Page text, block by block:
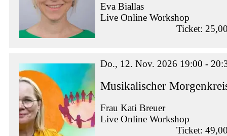
Eva Biallas
Live Online Workshop
Ticket:
Do., 12. Nov. 2026 19:00 -
Musikalischer
Frau Kati Breuer
Live Online Workshop
Ticket: